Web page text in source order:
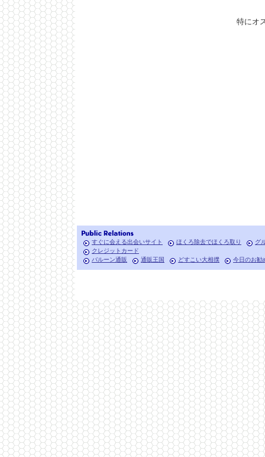
特に
すぐに会える出会いサイト ほくろ除去でほくろ取り
グ
クレジットカード
バルーン通販
通販王国 どすこい大相撲 今日のお勧